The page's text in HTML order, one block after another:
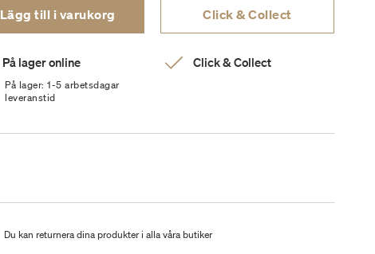
Lägg till i varukorg Click & Collect
På lager online
På lager: 1-5 arbetsdagar
leveranstid
Click & Collect
Du kan returnera dina produkter i alla våra butiker